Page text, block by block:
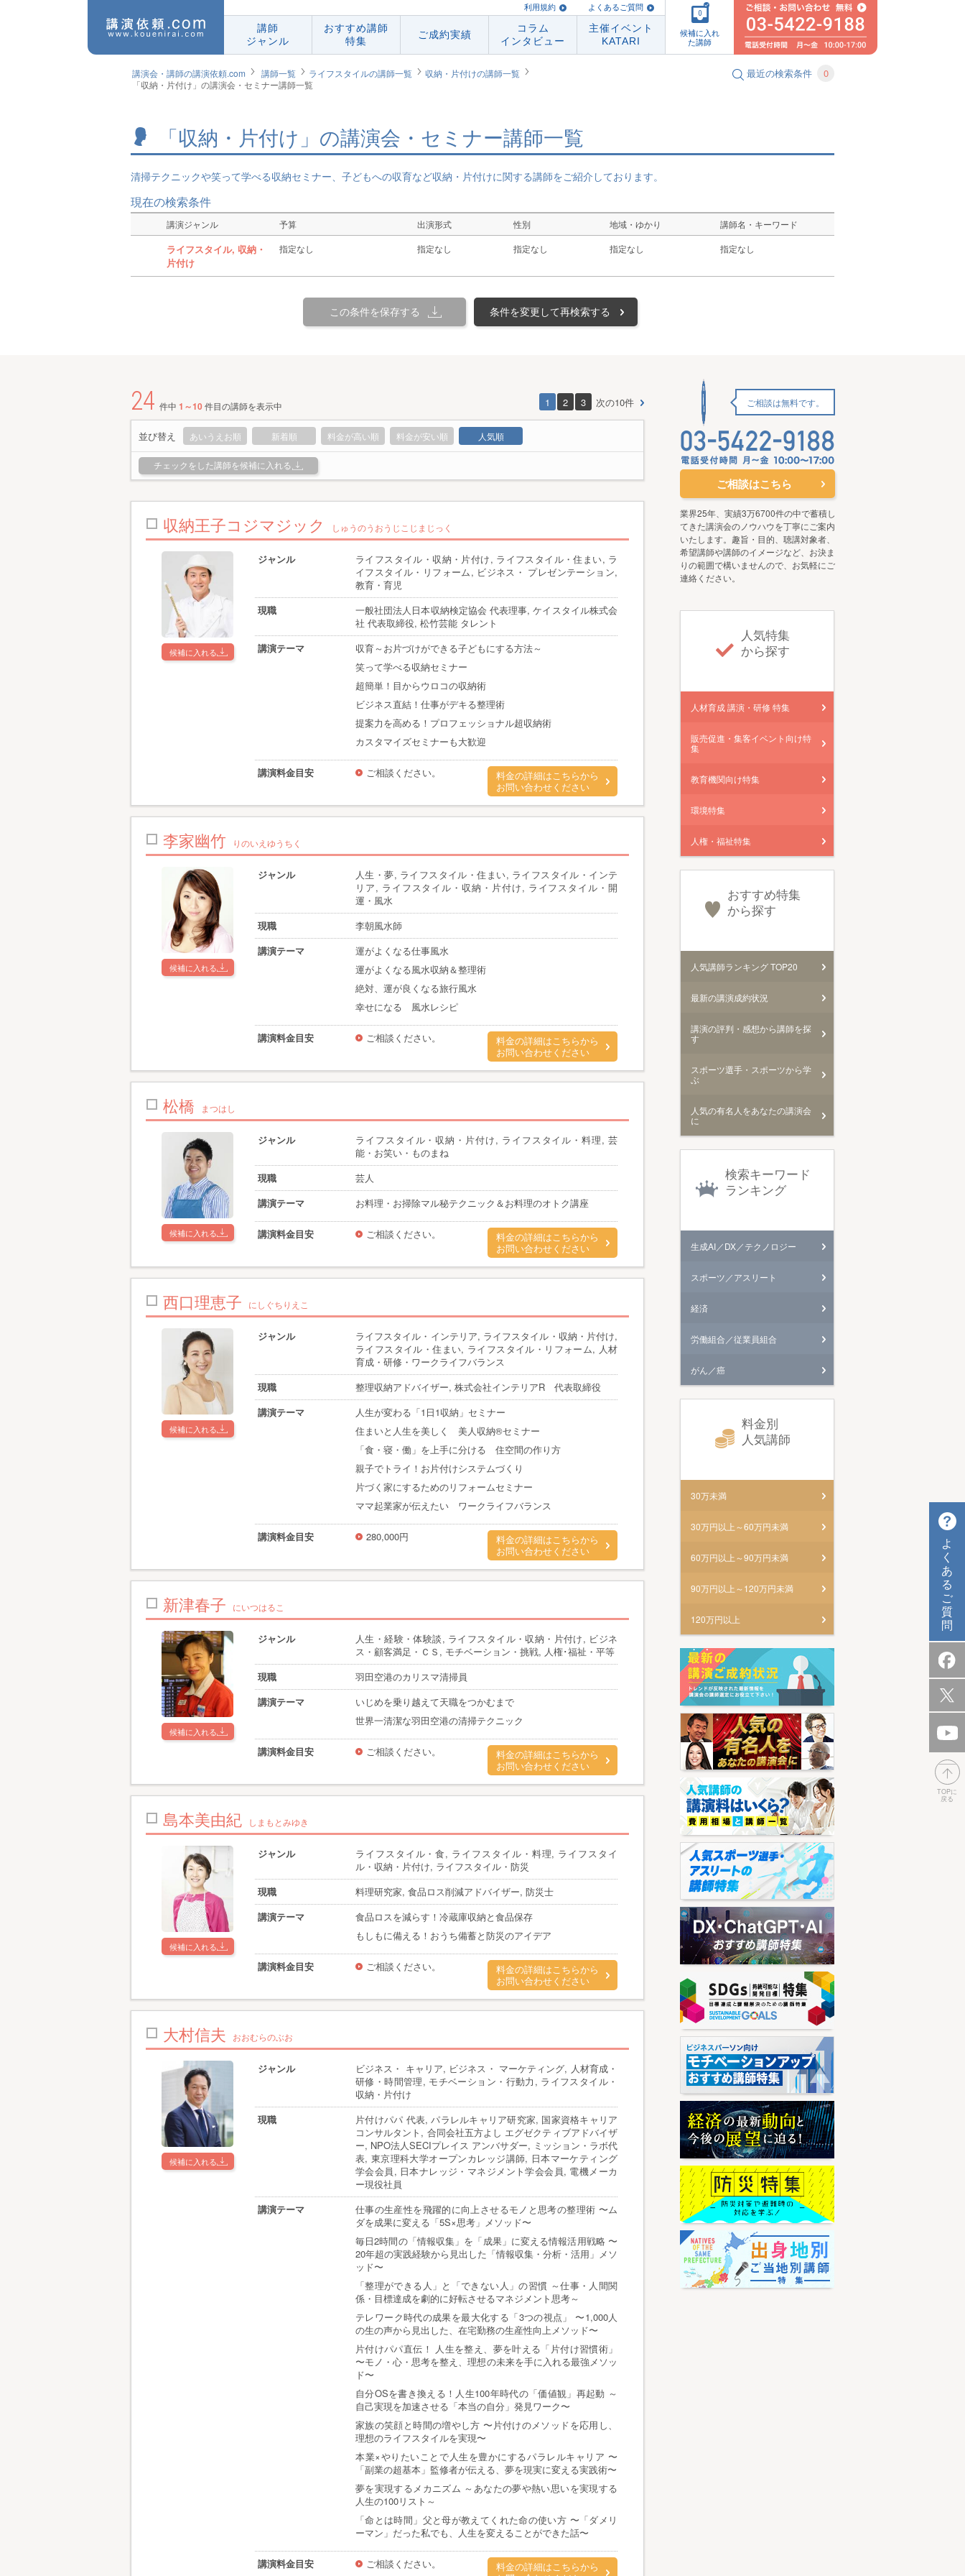
利用規約 よくあるご質問
講師
ジャンル
おすすめ講師
特集
ご成約実績
コラム
インタビュー
主催イベント
KATARI
0
候補に入れ
た講師
講演会・講師の講演依頼.com 講師一覧 ライフスタイルの講師一覧
収納・片付けの講師一覧
「収納・片付け」の講演会・セミナー講師一覧
最近の検索条件 0
「収納・片付け」の講演会・セミナー講師一覧
清掃テクニックや笑って学べる収納セミナー、子どもへの収育など収納・片付けに関する講師をご紹介しております。
現在の検索条件
講演ジャンル 予算 出演形式 性別 地域・ゆかり 講師名・キーワード
ライフスタイル, 収納・
片付け
指定なし 指定なし 指定なし 指定なし 指定なし
この条件を保存する 条件を変更して再検索する
24 件中 1～10件目の講師を表示中 1 2 3 次の10件
並び替え あいうえお順 新着順 料金が高い順 料金が安い順 人気順
チェックをした講師を候補に入れる
収納王子コジマジック しゅうのうおうじこじまじっく
候補に入れる
ジャンル
ライフスタイル・収納・片付け, ライフスタイル・住まい, ラ
イフスタイル・リフォーム, ビジネス・ プレゼンテーション,
教育・育児
現職
一般社団法人日本収納検定協会 代表理事, ケイスタイル株式会
社 代表取締役, 松竹芸能 タレント
講演テーマ
収育～お片づけができる子どもにする方法～
笑って学べる収納セミナー
超簡単！目からウロコの収納術
ビジネス直結！仕事がデキる整理術
提案力を高める！プロフェッショナル超収納術
カスタマイズセミナーも大歓迎
講演料金目安 ご相談ください。
料金の詳細はこちらから
お問い合わせください
李家幽竹 りのいえゆうちく
候補に入れる
ジャンル
人生・夢, ライフスタイル・住まい, ライフスタイル・インテ
リア, ライフスタイル・収納・片付け, ライフスタイル・開
運・風水
現職
李朝風水師
講演テーマ
運がよくなる仕事風水
運がよくなる風水収納＆整理術
絶対、運が良くなる旅行風水
幸せになる 風水レシピ
講演料金目安 ご相談ください。
料金の詳細はこちらから
お問い合わせください
松橋 まつはし
候補に入れる
ジャンル
ライフスタイル・収納・片付け, ライフスタイル・料理, 芸
能・お笑い・ものまね
現職
芸人
講演テーマ
お料理・お掃除マル秘テクニック＆お料理のオトク講座
講演料金目安 ご相談ください。
料金の詳細はこちらから
お問い合わせください
西口理恵子 にしぐちりえこ
候補に入れる
ジャンル
ライフスタイル・インテリア, ライフスタイル・収納・片付け,
ライフスタイル・住まい, ライフスタイル・リフォーム, 人材
育成・研修・ワークライフバランス
現職
整理収納アドバイザー, 株式会社インテリアR 代表取締役
講演テーマ
人生が変わる「1日1収納」セミナー
住まいと人生を美しく 美人収納®セミナー
「食・寝・働」を上手に分ける 住空間の作り方
親子でトライ！お片付けシステムづくり
片づく家にするためのリフォームセミナー
ママ起業家が伝えたい ワークライフバランス
講演料金目安 280,000円
料金の詳細はこちらから
お問い合わせください
新津春子 にいつはるこ
候補に入れる
ジャンル
人生・経験・体験談, ライフスタイル・収納・片付け, ビジネ
ス・顧客満足・ＣＳ, モチベーション・挑戦, 人権･福祉・平等
現職
羽田空港のカリスマ清掃員
講演テーマ
いじめを乗り越えて天職をつかむまで
世界一清潔な羽田空港の清掃テクニック
講演料金目安 ご相談ください。
料金の詳細はこちらから
お問い合わせください
島本美由紀 しまもとみゆき
候補に入れる
ジャンル
ライフスタイル・食, ライフスタイル・料理, ライフスタイ
ル・収納・片付け, ライフスタイル・防災
現職
料理研究家, 食品ロス削減アドバイザー, 防災士
講演テーマ
食品ロスを減らす！冷蔵庫収納と食品保存
もしもに備える！おうち備蓄と防災のアイデア
講演料金目安 ご相談ください。
料金の詳細はこちらから
お問い合わせください
大村信夫 おおむらのぶお
候補に入れる
ジャンル
ビジネス・ キャリア, ビジネス・ マーケティング, 人材育成・
研修・時間管理, モチベーション・行動力, ライフスタイル・
収納・片付け
現職
片付けパパ 代表, パラレルキャリア研究家, 国家資格キャリア
コンサルタント, 合同会社五方よし エグゼクティブアドバイザ
ー, NPO法人SECIプレイス アンバサダー, ミッション・ラボ代
表, 東京理科大学オープンカレッジ講師, 日本マーケティング
学会会員, 日本ナレッジ・マネジメント学会会員, 電機メーカ
ー現役社員
講演テーマ
仕事の生産性を飛躍的に向上させるモノと思考の整理術 〜ム
ダを成果に変える「5S×思考」メソッド〜
毎日2時間の「情報収集」を「成果」に変える情報活用戦略 〜
20年超の実践経験から見出した「情報収集・分析・活用」メソ
ッド〜
「整理ができる人」と「できない人」の習慣 ～仕事・人間関
係・目標達成を劇的に好転させるマネジメント思考～
テレワーク時代の成果を最大化する「3つの視点」 〜1,000人
の生の声から見出した、在宅勤務の生産性向上メソッド〜
片付けパパ直伝！ 人生を整え、夢を叶える「片付け習慣術」
〜モノ・心・思考を整え、理想の未来を手に入れる最強メソッ
ド〜
自分OSを書き換える！人生100年時代の「価値観」再起動 ～
自己実現を加速させる「本当の自分」発見ワーク〜
家族の笑顔と時間の増やし方 〜片付けのメソッドを応用し、
理想のライフスタイルを実現〜
本業×やりたいことで人生を豊かにするパラレルキャリア 〜
「副業の超基本」監修者が伝える、夢を現実に変える実践術〜
夢を実現するメカニズム ～あなたの夢や熱い思いを実現する
人生の100リスト～
「命とは時間」父と母が教えてくれた命の使い方 〜「ダメリ
ーマン」だった私でも、人生を変えることができた話〜
講演料金目安 ご相談ください。
料金の詳細はこちらから
ご相談は無料です。
ご相談はこちら
業界25年、実績3万6700件の中で蓄積し
てきた講演会のノウハウを丁寧にご案内
いたします。趣旨・目的、聴講対象者、
希望講師や講師のイメージなど、お決ま
りの範囲で構いませんので、お気軽にご
連絡ください。
人気特集
から探す
人材育成 講演・研修 特集
販売促進・集客イベント向け特
集
教育機関向け特集
環境特集
人権・福祉特集
おすすめ特集
から探す
人気講師ランキング TOP20
最新の講演成約状況
講演の評判・感想から講師を探
す
スポーツ選手・スポーツから学
ぶ
人気の有名人をあなたの講演会
に
検索キーワード
ランキング
生成AI／DX／テクノロジー
スポーツ／アスリート
経済
労働組合／従業員組合
がん／癌
料金別
人気講師
30万未満
30万円以上～60万円未満
60万円以上～90万円未満
90万円以上～120万円未満
120万円以上
よ
く
あ
る
ご
質
問
TOPに
戻る